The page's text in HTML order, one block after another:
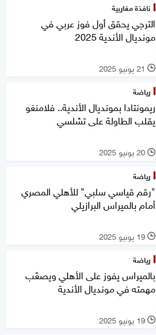
نافذة مغاربية
الترجي يحقق أول فوز عربي في
مونديال الأندية 2025
l 21 يونيو 2025
رياضة
ريمونتادا بمونديال الأندية.. فلامنغو
يقلب الطاولة على تشلسي
l 20 يونيو 2025
رياضة
"رقم قياسي سلبي" للأهلي المصري
أمام بالميراس البرازيلي
l 19 يونيو 2025
رياضة
بالميراس يفوز على الأهلي ويصعّب
مهمته في مونديال الأندية
l 19 يونيو 2025